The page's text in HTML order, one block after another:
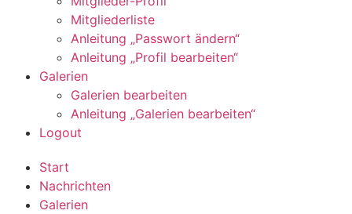
Mitgliederliste
Anleitung „Passwort ändern“
Anleitung „Profil bearbeiten“
Galerien
Galerien bearbeiten
Anleitung „Galerien bearbeiten“
Logout
Start
Nachrichten
Galerien